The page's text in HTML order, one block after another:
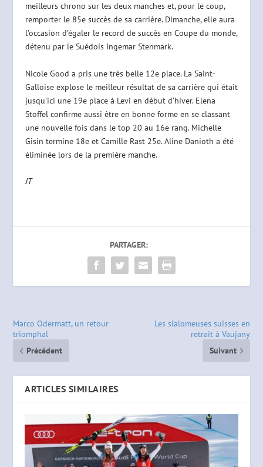
meilleurs chrono sur les deux manches et, pour le coup,
remporter le 85e succès de sa carrière. Dimanche, elle aura
l’occasion d’égaler le record de succès en Coupe du monde,
détenu par le Suédois Ingemar Stenmark.
Nicole Good a pris une très belle 12e place. La Saint-
Galloise explose le meilleur résultat de sa carrière qui était
jusqu’ici une 19e place à Levi en début d’hiver. Elena
Stoffel confirme aussi être en bonne forme en se classant
une nouvelle fois dans le top 20 au 16e rang. Michelle
Gisin termine 18e et Camille Rast 25e. Aline Danioth a été
éliminée lors de la première manche.
JT
PARTAGER:
Marco Odermatt, un retour
triomphal
Précédent
Les slalomeuses suisses en
retrait à Vaujany
Suivant
ARTICLES SIMILAIRES